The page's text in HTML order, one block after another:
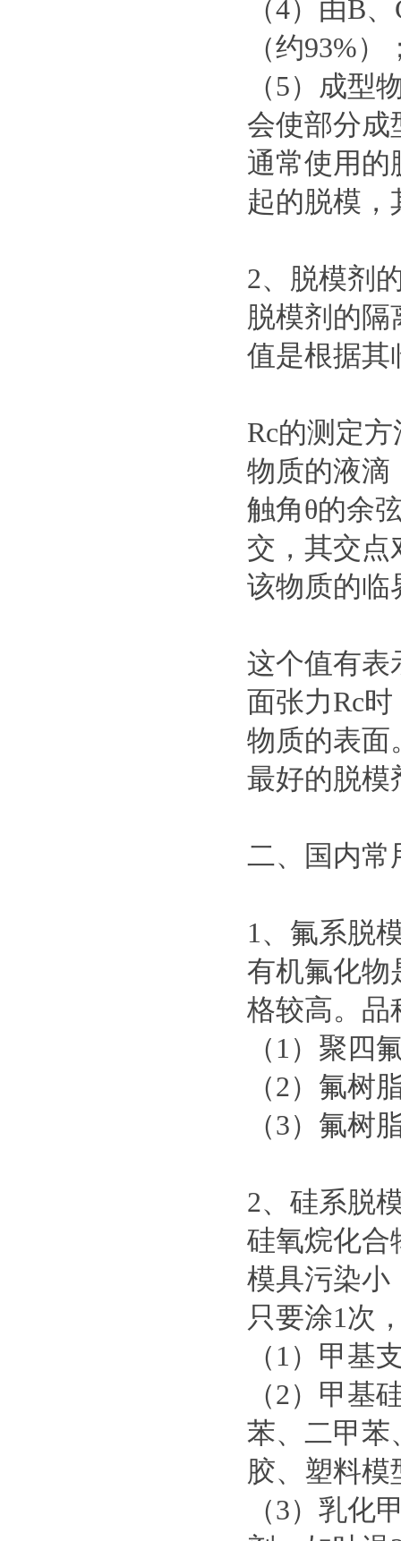
（4）由B
（约93%）
（5）成型
会使部分成
通常使用的
起的脱模，
2、脱模剂
脱模剂的
值是根据其
Rc的测定
物质的液滴
触角θ的余
交，其交点
该物质的临
这个值有表
面张力Rc
物质的表面
最好的脱模
二、国内常
1、氟系脱
有机氟化物
格较高。品
（1）聚四
（2）氟树
（3）氟树
2、硅系脱
硅氧烷化合
模具污染小
只要涂1次
（1）甲基
（2）甲基
苯、二甲苯
胶、塑料模
（3）乳化